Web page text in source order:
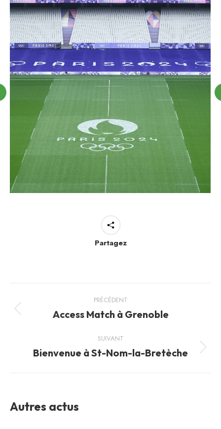
Partagez
Navigation
article
PRÉCÉDENT
Article
:
Access Match à Grenoble
SUIVANT
Article
Bienvenue à St-Nom-la-Bretèche
Autres actus